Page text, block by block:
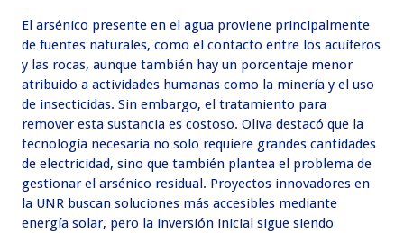
El arsénico presente en el agua proviene principalmente
de fuentes naturales, como el contacto entre los acuíferos
y las rocas, aunque también hay un porcentaje menor
atribuido a actividades humanas como la minería y el uso
de insecticidas. Sin embargo, el tratamiento para
remover esta sustancia es costoso. Oliva destacó que la
tecnología necesaria no solo requiere grandes cantidades
de electricidad, sino que también plantea el problema de
gestionar el arsénico residual. Proyectos innovadores en
la UNR buscan soluciones más accesibles mediante
energía solar, pero la inversión inicial sigue siendo